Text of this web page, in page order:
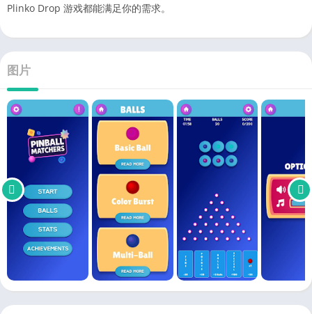
Plinko Drop 游戏都能满足你的需求。
图片